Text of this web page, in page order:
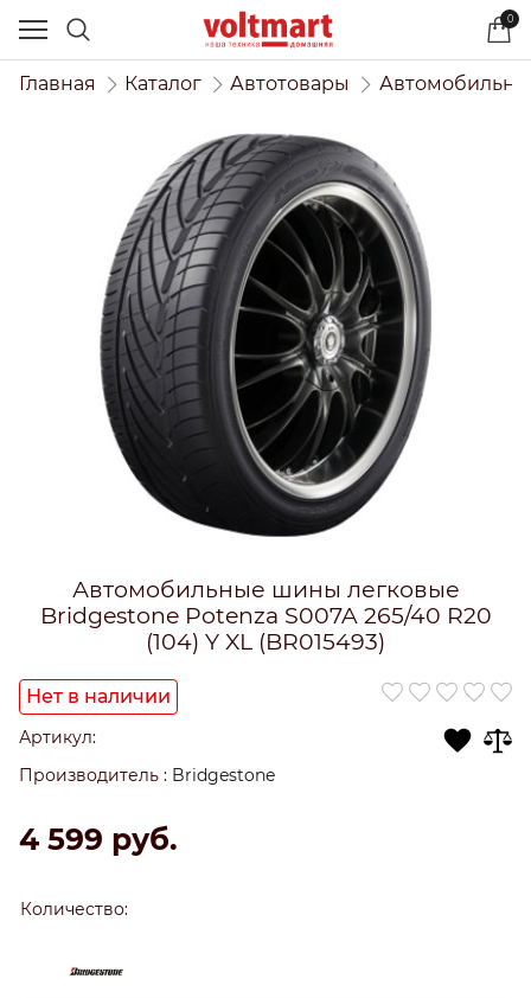
0
Главная Каталог Автотовары
Автомобильные шины легковые
Bridgestone Potenza S007A 265/40 R20
(104) Y XL (BR015493)
Нет в наличии
Артикул:
Производитель : Bridgestone
4 599 руб.
Количество: